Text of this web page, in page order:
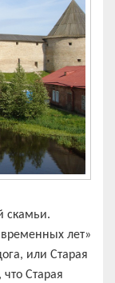
скамьи.
лет»
или Старая
Старая